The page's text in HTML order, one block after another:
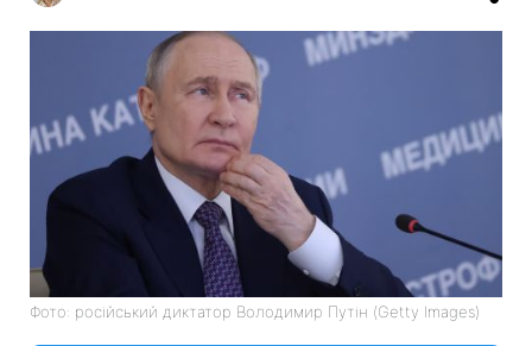
Фото: російський диктатор Володимир Путін (Getty Images)